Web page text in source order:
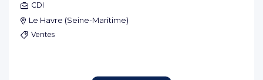
CDI
Le Havre (Seine-Maritime)
Ventes